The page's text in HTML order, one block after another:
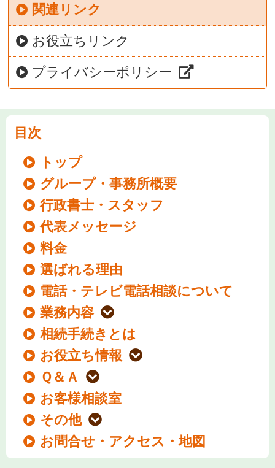
関連リンク
お役立ちリンク
プライバシーポリシー
目次
トップ
グループ・事務所概要
行政書士・スタッフ
代表メッセージ
料金
選ばれる理由
電話・テレビ電話相談について
業務内容
相続手続きとは
お役立ち情報
Ｑ＆Ａ
お客様相談室
その他
お問合せ・アクセス・地図